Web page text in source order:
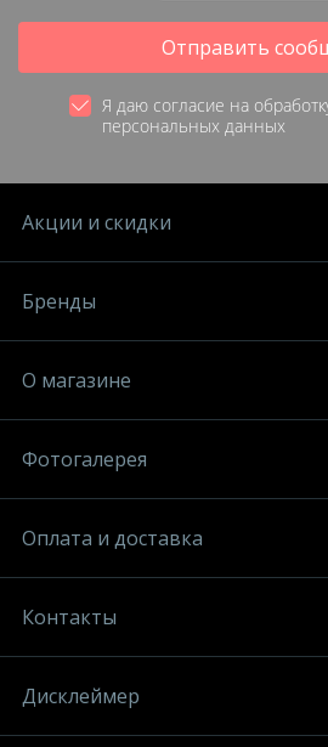
Отправить
Я даю согласие на
персональных данных
Акции и скидки
Бренды
О магазине
Фотогалерея
Оплата и доставка
Контакты
Дисклеймер